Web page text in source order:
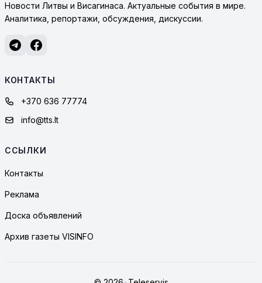
Новости Литвы и Висагинаса. Актуальные события в мире.
Аналитика, репортажи, обсуждения, дискуссии.
КОНТАКТЫ
+370 636 77774
info@tts.lt
ССЫЛКИ
Контакты
Реклама
Доска объявлений
Архив газеты VISINFO